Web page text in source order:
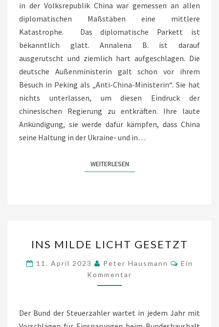
in der Volksrepublik China war gemessen an allen
diplomatischen Maßstäben eine mittlere
Katastrophe. Das diplomatische Parkett ist
bekanntlich glatt. Annalena B. ist darauf
ausgerutscht und ziemlich hart aufgeschlagen. Die
deutsche Außenministerin galt schon vor ihrem
Besuch in Peking als „Anti-China-Ministerin“. Sie hat
nichts unterlassen, um diesen Eindruck der
chinesischen Regierung zu entkräften. Ihre laute
Ankündigung, sie werde dafür kämpfen, dass China
seine Haltung in der Ukraine- und in…
WEITERLESENWEITERLESEN
MILDE
LICHT
GESETZT
INS MILDE LICHT GESETZT
11. April 2023 Peter Hausmann
Ein
Kommentar
Der Bund der Steuerzahler wartet in jedem Jahr mit